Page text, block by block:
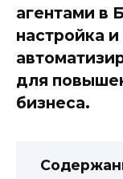
агентами в
настройка
для
бизнеса.